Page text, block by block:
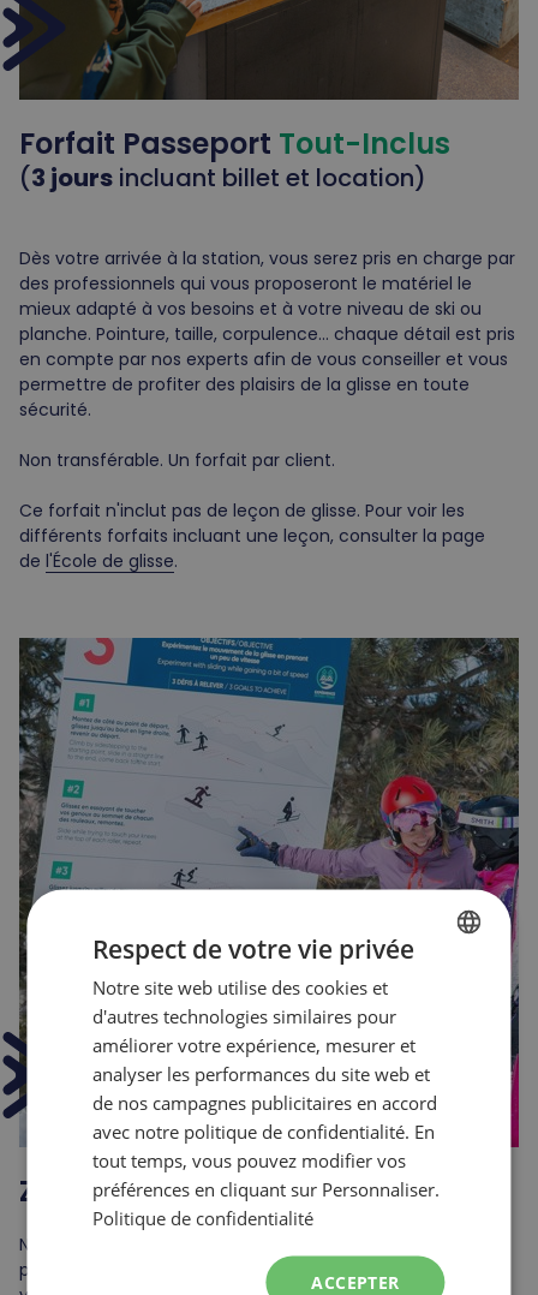
Forfait Passeport Tout-Inclus
(3 jours incluant billet et location)
Dès votre arrivée à la station, vous serez pris en charge par
des professionnels qui vous proposeront le matériel le
mieux adapté à vos besoins et à votre niveau de ski ou
planche. Pointure, taille, corpulence… chaque détail est pris
en compte par nos experts afin de vous conseiller et vous
permettre de profiter des plaisirs de la glisse en toute
sécurité.
Non transférable. Un forfait par client.
Ce forfait n'inclut pas de leçon de glisse. Pour voir les
différents forfaits incluant une leçon, consulter la page
de l'École de glisse.
ZoneIntro-Plus
Notre parcours d'auto-apprentissage révolutionnaire vous
permet de vous initier aux sports de glisse en mettant à
Respect de votre vie privée
Notre site web utilise des cookies et
d'autres technologies similaires pour
améliorer votre expérience, mesurer et
analyser les performances du site web et
de nos campagnes publicitaires en accord
avec notre politique de confidentialité. En
tout temps, vous pouvez modifier vos
préférences en cliquant sur Personnaliser.
Politique de confidentialité
ACCEPTER